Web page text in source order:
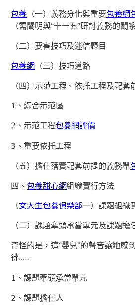
包養 （一）義務分化與重要包養網
（需闡明與“十一五”研討義務的關系
（二）要害技巧及迷信題目
包養網 （三）技巧道路
（四）示范工程、依托工程及配套
1、綜合示范區
2、示范工程包養網評價
3、重要依托工程
（五）擔任落實配套前提的義務單
四、包養甜心網組織實行方法
（女大生包養俱樂部一）課題組織
（二）課題牽頭承當單元及課題擔
奇怪的是，這“嬰兒”的聲音讓她感
彿……
1、課題牽頭承當單元
2、課題擔任人